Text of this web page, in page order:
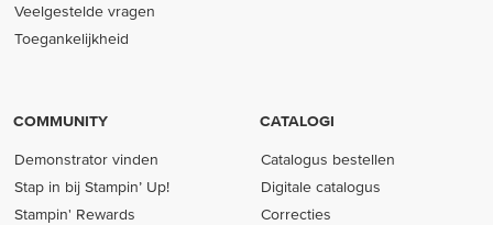
Veelgestelde vragen
Toegankelijkheid
COMMUNITY
Demonstrator vinden
Stap in bij Stampin’ Up!
Stampin' Rewards
CATALOGI
Catalogus bestellen
Digitale catalogus
Correcties